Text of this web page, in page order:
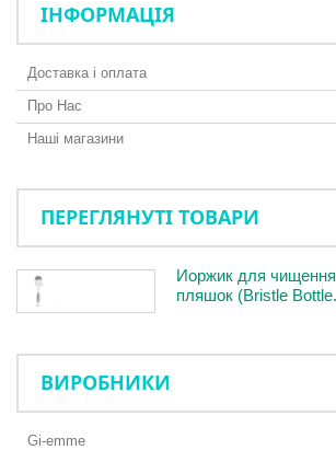
ІНФОРМАЦІЯ
Доставка і оплата
Про Нас
Наші магазини
ПЕРЕГЛЯНУТІ ТОВАРИ
Йоржик для чищення
пляшок (Bristle
ВИРОБНИКИ
Gi-emme